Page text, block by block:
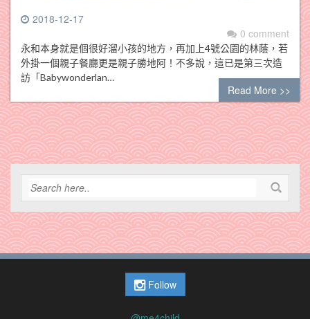
2018-12-17
0 comment
永和本身就是個很好溜小孩的地方，再加上4號公園的林蔭，若
外掛一個親子餐廳更是親子勝地阿！不多說，這已是第三次造
訪「Babywonderlan…
Read More >>
Follow